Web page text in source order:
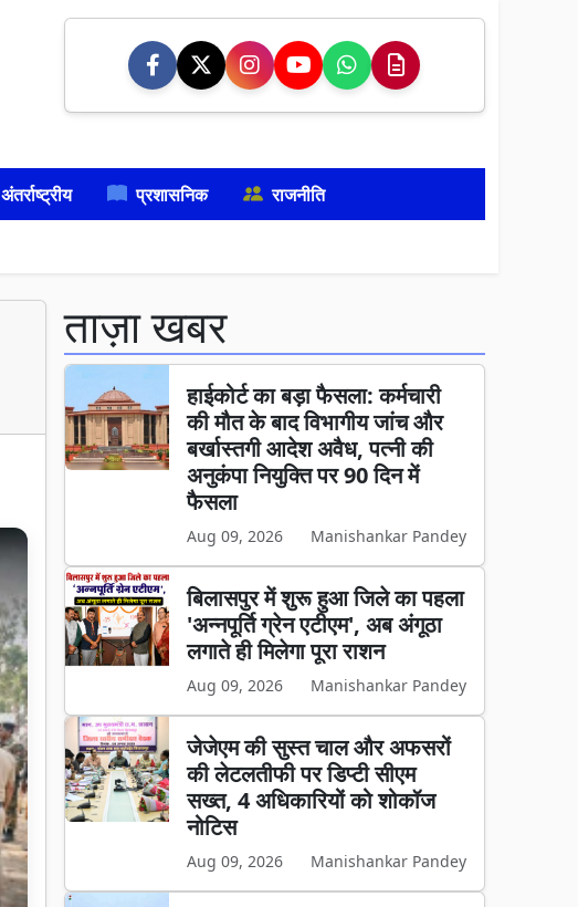
अंतर्राष्ट्रीय प्रशासनिक राजनीति
ताज़ा खबर
हाईकोर्ट का बड़ा फैसला: कर्मचारी
की मौत के बाद विभागीय जांच और
बर्खास्तगी आदेश अवैध, पत्नी की
अनुकंपा नियुक्ति पर 90 दिन में
फैसला
Aug 09, 2026 Manishankar Pandey
बिलासपुर में शुरू हुआ जिले का पहला
'अन्नपूर्ति ग्रेन एटीएम', अब अंगूठा
लगाते ही मिलेगा पूरा राशन
Aug 09, 2026 Manishankar Pandey
जेजेएम की सुस्त चाल और अफसरों
की लेटलतीफी पर डिप्टी सीएम
सख्त, 4 अधिकारियों को शोकॉज
नोटिस
Aug 09, 2026 Manishankar Pandey